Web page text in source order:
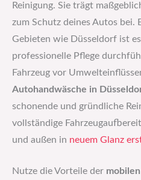
Reinigung. Sie trägt
zum Schutz deines Autos bei.
Gebieten wie Düsseldorf ist
professionelle Pflege
Fahrzeug vor
Autohandwäsche in
schonende und gründliche
vollständige
und außen in neuem Glanz
Nutze die Vorteile der mobilen